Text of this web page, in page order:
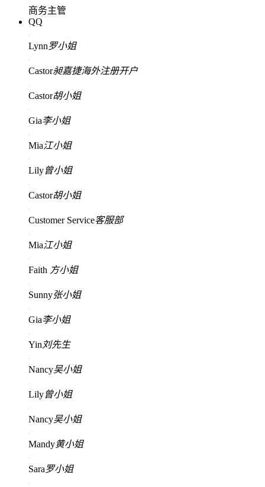
商务主管
QQ
Lynn罗小姐
Castor昶嘉捷海外注册开户
Castor胡小姐
Gia李小姐
Mia江小姐
Lily曾小姐
Castor胡小姐
Customer Service客服部
Mia江小姐
Faith 方小姐
Sunny张小姐
Gia李小姐
Yin 刘先生
Nancy吴小姐
Lily曾小姐
Nancy吴小姐
Mandy黄小姐
Sara罗小姐